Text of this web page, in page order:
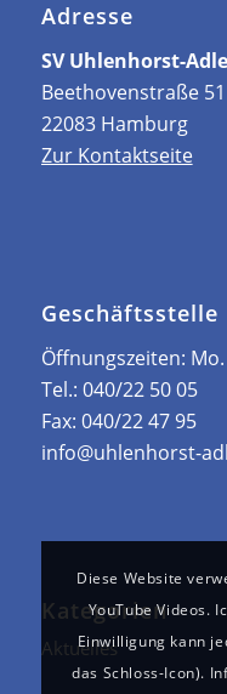
Adresse
SV Uhlenhorst-
Beethovenstraße 51
22083 Hamburg
Zur Kontaktseite
Geschäftsstelle
Öffnungszeiten:
Tel.: 040/22 50 05
Fax: 040/22 47 95
info@uhlenhorst-
Kategorien
Aktuelles
Diese Website
YouTube Videos.
Einwilligung kann
das Schloss-Icon).